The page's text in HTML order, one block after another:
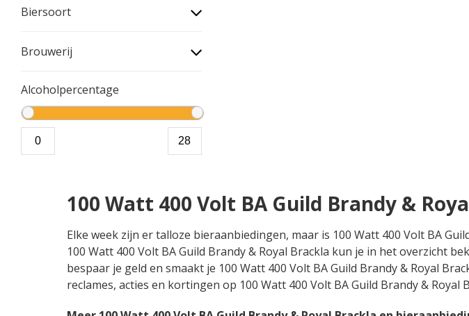
Biersoort
Brouwerij
Alcoholpercentage
100 Watt 400 Volt BA Guild Brandy &
Elke week zijn er talloze bieraanbiedingen, maar is 100 Watt 400 Volt BA
100 Watt 400 Volt BA Guild Brandy & Royal Brackla kun je in het overzicht
bespaar je geld en smaakt je 100 Watt 400 Volt BA Guild Brandy & Royal
reclames, acties en kortingen op 100 Watt 400 Volt BA Guild Brandy &